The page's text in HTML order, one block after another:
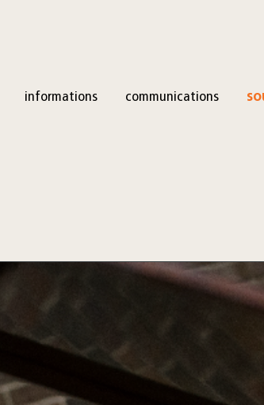
informations communications